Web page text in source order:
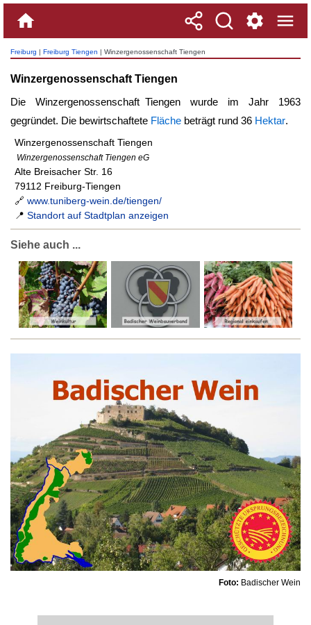
Freiburg | Freiburg Tiengen | Winzergenossenschaft Tiengen
Winzergenossenschaft Tiengen
Die Winzergenossenschaft Tiengen wurde im Jahr 1963
gegründet. Die bewirtschaftete Fläche beträgt rund 36 Hektar.
Winzergenossenschaft Tiengen
Winzergenossenschaft Tiengen eG
Alte Breisacher Str. 16
79112 Freiburg-Tiengen
🔗 www.tuniberg-wein.de/tiengen/
📍 Standort auf Stadtplan anzeigen
Siehe auch ...
Foto: Badischer Wein